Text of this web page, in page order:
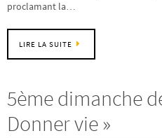
proclamant la…
LIRE LA SUITE
5ème dimanche
Donner vie »